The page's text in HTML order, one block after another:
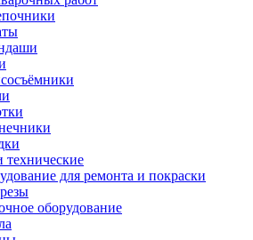
для ремонта и покраски
оборудование